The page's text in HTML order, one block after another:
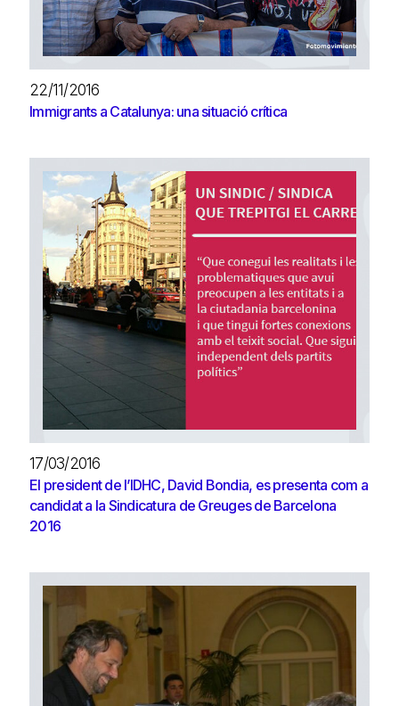
22/11/2016
Immigrants a Catalunya: una situació crítica
17/03/2016
El president de l’IDHC, David Bondia, es presenta com a
candidat a la Sindicatura de Greuges de Barcelona
2016